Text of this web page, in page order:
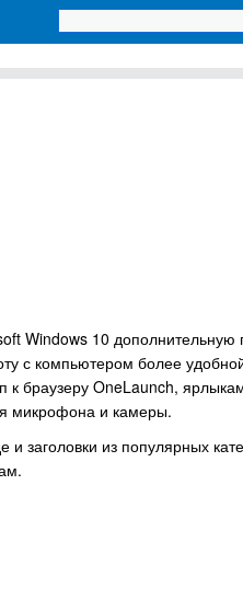
Windows 10 дополнительную
с компьютером более
браузеру OneLaunch,
микрофона и камеры.
заголовки из популярных